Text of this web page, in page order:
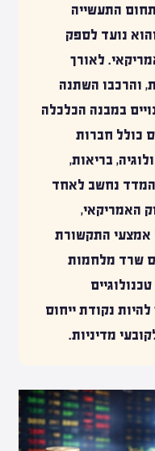
רובן מתחום התעשייה
נועד לספק
לאורך
המדד ל-30 חברות, והרכבו השתנה
במבנה הכלכלה
כולל חברות
בריאות,
המדד נחשב לאחד
האמריקאי,
אמצעי התקשורת
שרד מלחמות
נקודת ייחוס
מדיניות.